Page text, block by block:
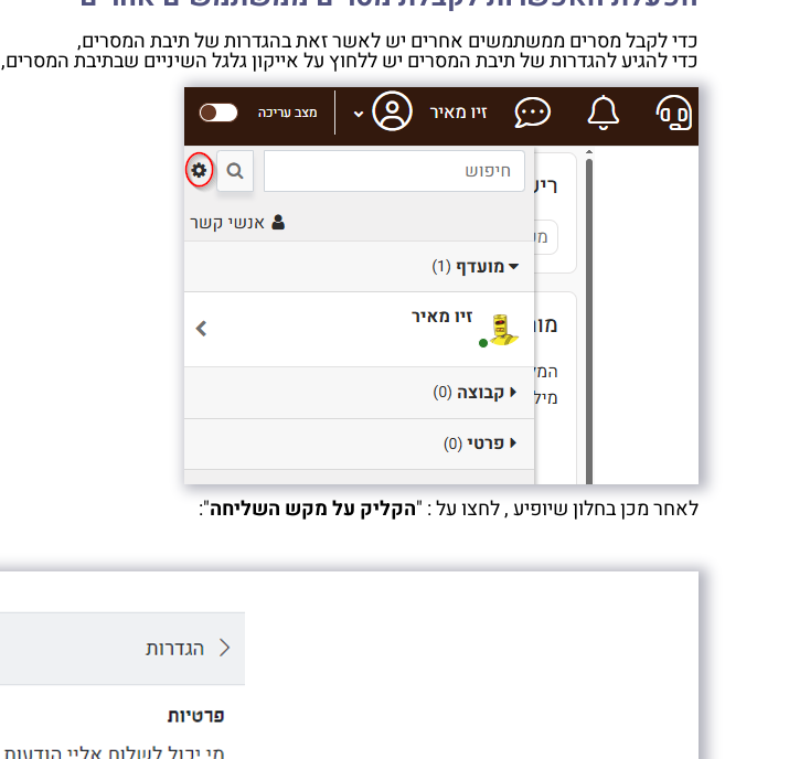
כדי לקבל מסרים ממשתמשים אחרים יש לאשר זאת בהגדרות של תיבת המסרים,
כדי להגיע להגדרות של תיבת המסרים יש ללחוץ על אייקון גלגל השיניים שבתיבת המסרים,
לאחר מכן בחלון שיופיע , לחצו על : "הקליק על מקש השליחה":